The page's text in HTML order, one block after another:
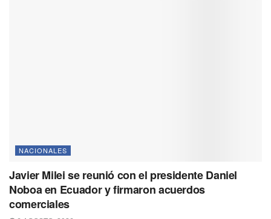
NACIONALES
Javier Milei se reunió con el presidente Daniel
Noboa en Ecuador y firmaron acuerdos
comerciales